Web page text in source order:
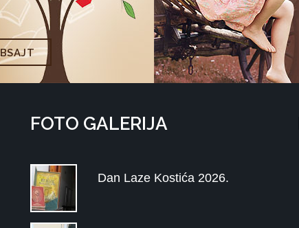
FOTO GALERIJA
Dan Laze Kostića 2026.